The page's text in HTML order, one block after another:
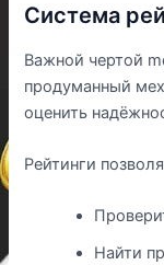
Система
Важной чертой
продуманный
оценить
Рейтинги
Найти